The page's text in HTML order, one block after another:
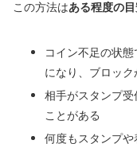
この方法はある程度の
コイン不足の状
になり、ブロッ
相手がスタンプ
ことがある
何度もスタンプ